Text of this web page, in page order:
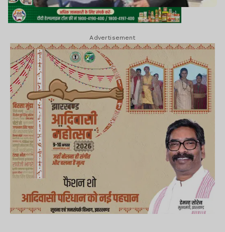
Advertisement